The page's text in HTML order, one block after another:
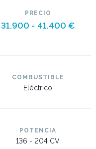
PRECIO
31.900 - 41.400 €
COMBUSTIBLE
Eléctrico
POTENCIA
136 - 204 CV